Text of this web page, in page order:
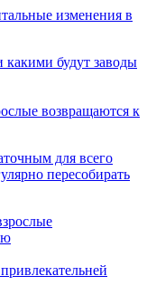
изменения в
возвращаются к
для всего
пересобирать